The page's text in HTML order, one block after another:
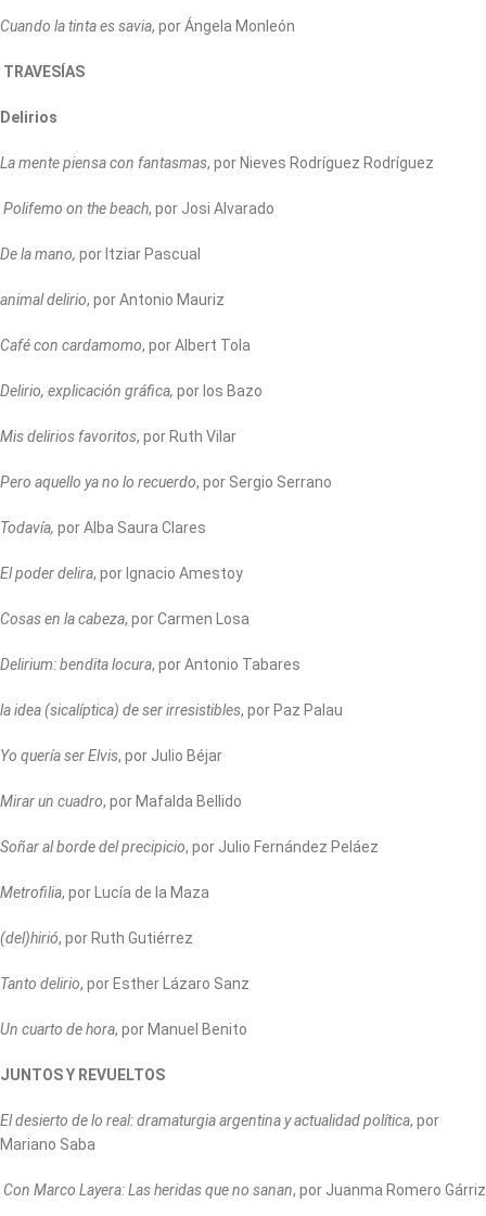
Cuando la tinta es savia, por Ángela Monleón
TRAVESÍAS
Delirios
La mente piensa con fantasmas, por Nieves Rodríguez Rodríguez
Polifemo on the beach, por Josi Alvarado
De la mano, por Itziar Pascual
animal delirio, por Antonio Mauriz
Café con cardamomo, por Albert Tola
Delirio, explicación gráfica, por los Bazo
Mis delirios favoritos, por Ruth Vilar
Pero aquello ya no lo recuerdo, por Sergio Serrano
Todavía, por Alba Saura Clares
El poder delira, por Ignacio Amestoy
Cosas en la cabeza, por Carmen Losa
Delirium: bendita locura, por Antonio Tabares
la idea (sicalíptica) de ser irresistibles, por Paz Palau
Yo quería ser Elvis, por Julio Béjar
Mirar un cuadro, por Mafalda Bellido
Soñar al borde del precipicio, por Julio Fernández Peláez
Metrofilia, por Lucía de la Maza
(del)hirió, por Ruth Gutiérrez
Tanto delirio, por Esther Lázaro Sanz
Un cuarto de hora, por Manuel Benito
JUNTOS Y REVUELTOS
El desierto de lo real: dramaturgia argentina y actualidad política, por
Mariano Saba
Con Marco Layera: Las heridas que no sanan, por Juanma Romero Gárriz